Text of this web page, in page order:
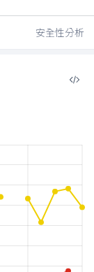
安全性分析